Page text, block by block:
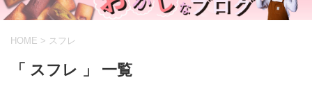
HOME > スフレ
「 スフレ 」 一覧